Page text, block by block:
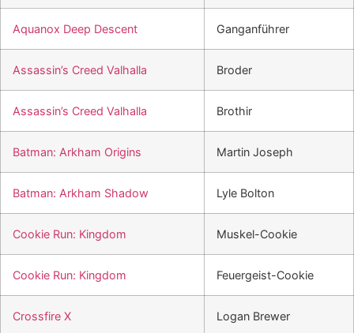
Aquanox Deep Descent Ganganführer
Assassin’s Creed Valhalla Broder
Assassin’s Creed Valhalla Brothir
Batman: Arkham Origins Martin Joseph
Batman: Arkham Shadow Lyle Bolton
Cookie Run: Kingdom Muskel-Cookie
Cookie Run: Kingdom Feuergeist-Cookie
Crossfire X Logan Brewer